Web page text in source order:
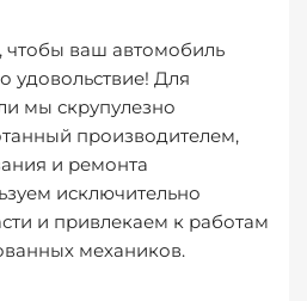
ваш автомобиль
удовольствие! Для
мы скрупулезно
производителем,
и ремонта
исключительно
и привлекаем к работам
механиков.